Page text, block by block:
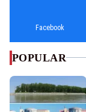
Facebook
POPULAR